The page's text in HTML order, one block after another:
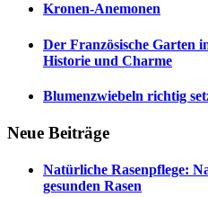
Kronen-Anemonen
Der Französische Garten
Historie und Charme
Blumenzwiebeln richtig
Neue Beiträge
Natürliche Rasenpflege:
gesunden Rasen